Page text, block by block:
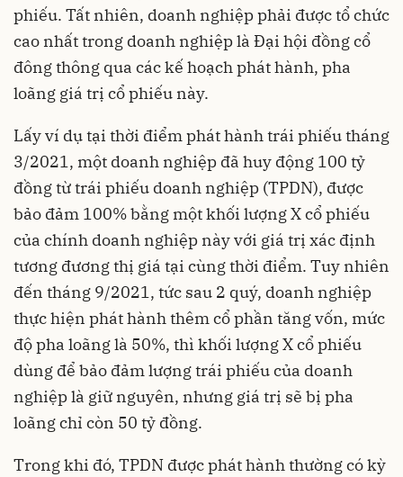
phiếu. Tất nhiên, doanh nghiệp phải được tổ chức
cao nhất trong doanh nghiệp là Đại hội đồng cổ
đông thông qua các kế hoạch phát hành, pha
loãng giá trị cổ phiếu này.
Lấy ví dụ tại thời điểm phát hành trái phiếu tháng
3/2021, một doanh nghiệp đã huy động 100 tỷ
đồng từ trái phiếu doanh nghiệp (TPDN), được
bảo đảm 100% bằng một khối lượng X cổ phiếu
của chính doanh nghiệp này với giá trị xác định
tương đương thị giá tại cùng thời điểm. Tuy nhiên
đến tháng 9/2021, tức sau 2 quý, doanh nghiệp
thực hiện phát hành thêm cổ phần tăng vốn, mức
độ pha loãng là 50%, thì khối lượng X cổ phiếu
dùng để bảo đảm lượng trái phiếu của doanh
nghiệp là giữ nguyên, nhưng giá trị sẽ bị pha
loãng chỉ còn 50 tỷ đồng.
Trong khi đó, TPDN được phát hành thường có kỳ